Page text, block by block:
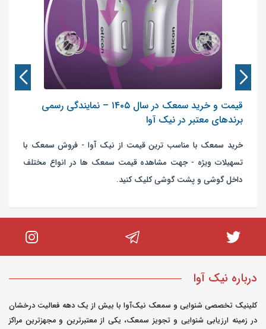
قیمت و خرید سمعک در سال ۱۴۰۵ – نمایندگی رسمی
برندهای معتبر در نیک آوا
خرید سمعک با مناسب ترین قیمت از نیک آوا - فروش سمعک با
تسهیلات ویژه - جهت مشاهده قیمت سمعک ها در انواع مختلف
داخل گوشی و پشت گوشی کلیک کنید.
درباره نیک آوا
کلینیک تخصصی شنوایی و سمعک نیک‌آوا با بیش از یک دهه فعالیت درخشان
در زمینه ارزیابی شنوایی و تجویز سمعک، یکی از معتبرترین و مجهزترین مراکز